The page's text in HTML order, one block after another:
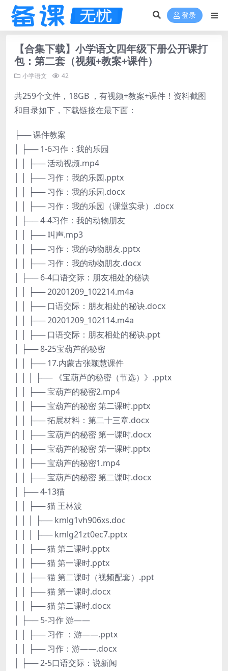
登录
【合集下载】小学语文四年级下册公开课打
包：第二套（视频+教案+课件）
小学语文 42
共259个文件，18GB ，有视频+教案+课件！资料截图
和目录如下，下载链接在最下面：
├── 课件教案
│ ├── 1-6习作：我的乐园
│ │ ├── 活动视频.mp4
│ │ ├── 习作：我的乐园.pptx
│ │ ├── 习作：我的乐园.docx
│ │ ├── 习作：我的乐园（课堂实录）.docx
│ ├── 4-4习作：我的动物朋友
│ │ ├── 叫声.mp3
│ │ ├── 习作：我的动物朋友.pptx
│ │ ├── 习作：我的动物朋友.docx
│ ├── 6-4口语交际：朋友相处的秘诀
│ │ ├── 20201209_102214.m4a
│ │ ├── 口语交际：朋友相处的秘诀.docx
│ │ ├── 20201209_102114.m4a
│ │ ├── 口语交际：朋友相处的秘诀.ppt
│ ├── 8-25宝葫芦的秘密
│ │ ├── 17.内蒙古张颖慧课件
│ │ │ ├── 《宝葫芦的秘密（节选）》.pptx
│ │ ├── 宝葫芦的秘密2.mp4
│ │ ├── 宝葫芦的秘密 第二课时.pptx
│ │ ├── 拓展材料：第二十三章.docx
│ │ ├── 宝葫芦的秘密 第一课时.docx
│ │ ├── 宝葫芦的秘密 第一课时.pptx
│ │ ├── 宝葫芦的秘密1.mp4
│ │ ├── 宝葫芦的秘密 第二课时.docx
│ ├── 4-13猫
│ │ ├── 猫 王林波
│ │ │ ├── kmlg1vh906xs.doc
│ │ │ ├── kmlg21zt0ec7.pptx
│ │ ├── 猫 第二课时.pptx
│ │ ├── 猫 第一课时.pptx
│ │ ├── 猫 第二课时（视频配套）.ppt
│ │ ├── 猫 第一课时.docx
│ │ ├── 猫 第二课时.docx
│ ├── 5-习作 游——
│ │ ├── 习作 ：游——.pptx
│ │ ├── 习作：游——.docx
│ ├── 2-5口语交际：说新闻